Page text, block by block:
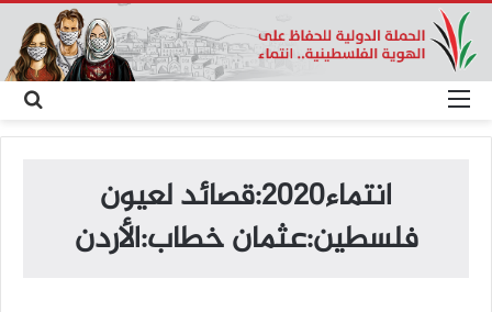
عن
انتماء2020:قصائد لعيون
فلسطين:عثمان خطاب:الأردن